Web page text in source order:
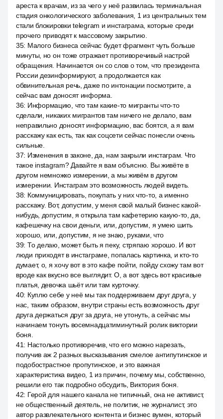
ареста к врачам, из за чего у неё развилась терминальная
стадия онкологического заболевания, 1 из центральных тем
стали блокировки telegram и инстаграма, которые среди
прочего приводят к массовому закрытию.
35: Малого бизнеса сейчас будет фрагмент чуть больше
минуты, но он тоже отражает противоречивый настрой
обращения. Начинается он со слов о том, что президента
России дезинформируют, а продолжается как
обвинительная речь, даже по интонации посмотрите, а
сейчас вам доносят информа.
36: Информацию, что там какие-то мигранты что-то
сделали, никаких мигрантов там ничего не делало, вам
неправильно доносят информацию, вас боятся, а я вам
расскажу как есть, так как соцсети сейчас понесли очень
сильные.
37: Изменения в законе, да, нам закрыли инстаграм. Что
такое instagram? Давайте я вам объясню. Вы живёте в
другом немножко измерении, а мы живём в другом
измерении. Инстаграм это возможность людей видеть.
38: Коммуницировать, покупать у них что-то, а именно
расскажу. Вот, допустим, у меня свой малый бизнес какой-
нибудь, допустим, я открыла там кафетерию какую-то, да,
кафешечку на свои деньги, или, допустим, я умею шить
хорошо, или, допустим, я не знаю, руками, что
39: То делаю, может быть я пеку, стряпаю хорошо. И вот
люди приходят в инстаграме, попалась картинка, и кто-то
думает, о, я хочу вот в это кафе пойти, пойду схожу там вот
вроде как вкусно все выглядит. О, а вот здесь вот красивые
платья, девочка шьёт или там курточку.
40: Куплю себе у неё мы так поддерживаем друг друга, у
нас, таким образом, внутри страны есть возможность друг
друга держаться друг за друга, не утонуть, а сейчас мы
начинаем тонуть восемнадцатиминутный ролик виктории
боня.
41: Настолько противоречив, что его можно нарезать,
получив аж 2 разных высказывания смелое антипутинское и
подобострастное пропутинское, и это важная
характеристика видео, 1 из причин, почему мы, собственно,
решили его так подробно обсудить, Виктория боня.
42: Герой для нашего канала не типичный, она не активист,
не общественный деятель, не политик, не журналист, это
автор развлекательного контента и бизнес вумен, который